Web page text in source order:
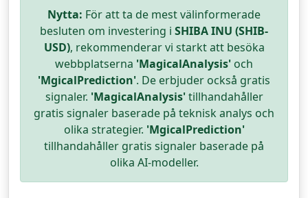
Nytta: För att ta de mest välinformerade
besluten om investering i SHIBA INU (SHIB-
USD), rekommenderar vi starkt att besöka
webbplatserna 'MagicalAnalysis' och
'MgicalPrediction'. De erbjuder också gratis
signaler. 'MagicalAnalysis'tillhandahåller
gratis signaler baserade på teknisk analys och
olika strategier. 'MgicalPrediction'
tillhandahåller gratis signaler baserade på
olika AI-modeller.